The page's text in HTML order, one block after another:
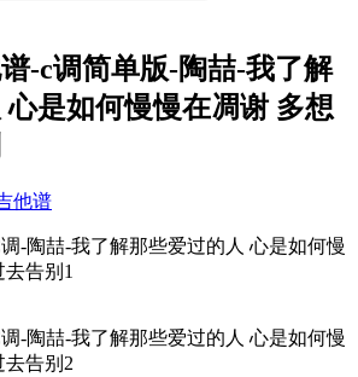
-c调简单版-陶喆-我了解
是如何慢慢在凋谢 多想
他谱